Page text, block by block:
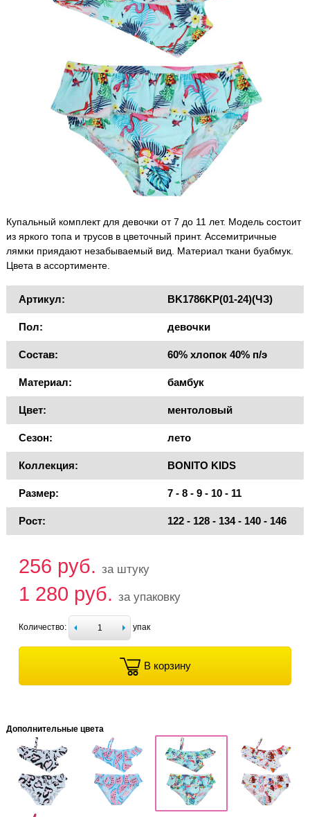
Купальный комплект для девочки от 7 до 11 лет. Модель состоит
из яркого топа и трусов в цветочный принт. Ассемитричные
лямки приядают незабываемый вид. Материал ткани буабмук.
Цвета в ассортименте.
Артикул: BK1786KP(01-24)(ЧЗ)
Пол: девочки
Состав: 60% хлопок 40% п/э
Материал: бамбук
Цвет: ментоловый
Сезон: лето
Коллекция: BONITO KIDS
Размер: 7 - 8 - 9 - 10 - 11
Рост: 122 - 128 - 134 - 140 - 146
256 руб. за штуку
1 280 руб. за упаковку
Количество: упак
В корзину
Дополнительные цвета